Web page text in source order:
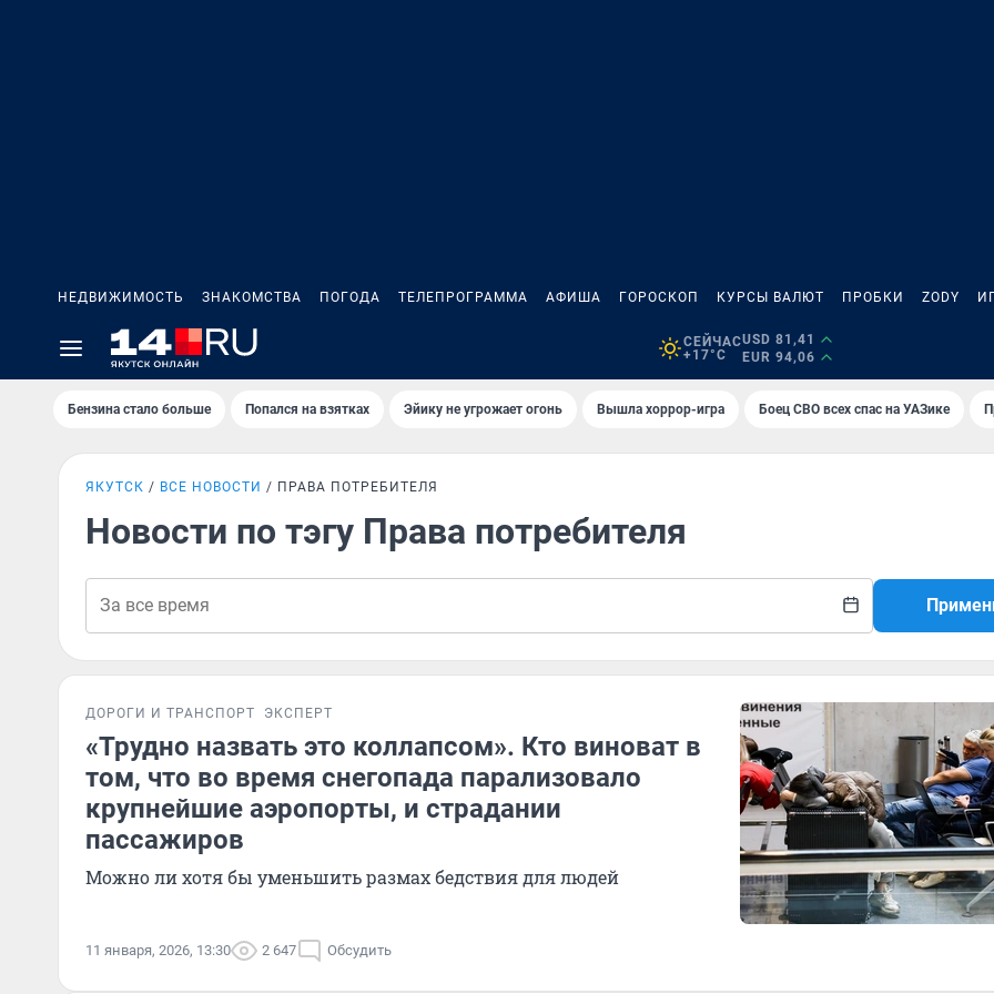
НЕДВИЖИМОСТЬ ЗНАКОМСТВА ПОГОДА ТЕЛЕПРОГРАММА АФИША ГОРОСКОП КУРСЫ ВАЛЮТ ПРОБКИ ZODY
СЕЙЧАС
+17°C
USD 81,41
EUR 94,06
Бензина стало больше Попался на взятках Эйику не угрожает огонь Вышла хоррор-игра Боец СВО всех спас на УАЗике
ЯКУТСК ВСЕ НОВОСТИ ПРАВА ПОТРЕБИТЕЛЯ
Новости по тэгу Права потребителя
ДОРОГИ И ТРАНСПОРТ ЭКСПЕРТ
«Трудно назвать это коллапсом». Кто виноват в
том, что во время снегопада парализовало
крупнейшие аэропорты, и страдании
пассажиров
Можно ли хотя бы уменьшить размах бедствия для людей
11 января, 2026, 13:30 2 647 Обсудить